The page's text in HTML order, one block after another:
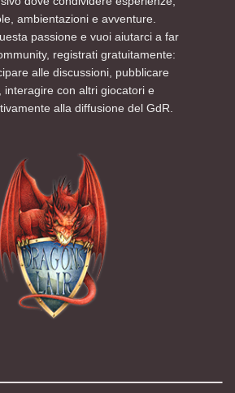
ambientazioni e avventure.
passione e vuoi aiutarci a far
registrati gratuitamente:
alle discussioni, pubblicare
interagire con altri giocatori e
alla diffusione del GdR.